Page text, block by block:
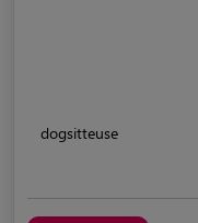
dogsitteuse